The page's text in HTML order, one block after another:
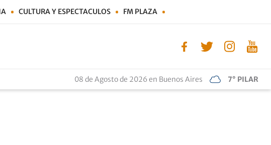
CULTURA Y ESPECTACULOS FM PLAZA
08 de Agosto de 2026 en Buenos Aires 7° PILAR